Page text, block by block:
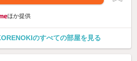
ほか提供
のすべての部屋を見る